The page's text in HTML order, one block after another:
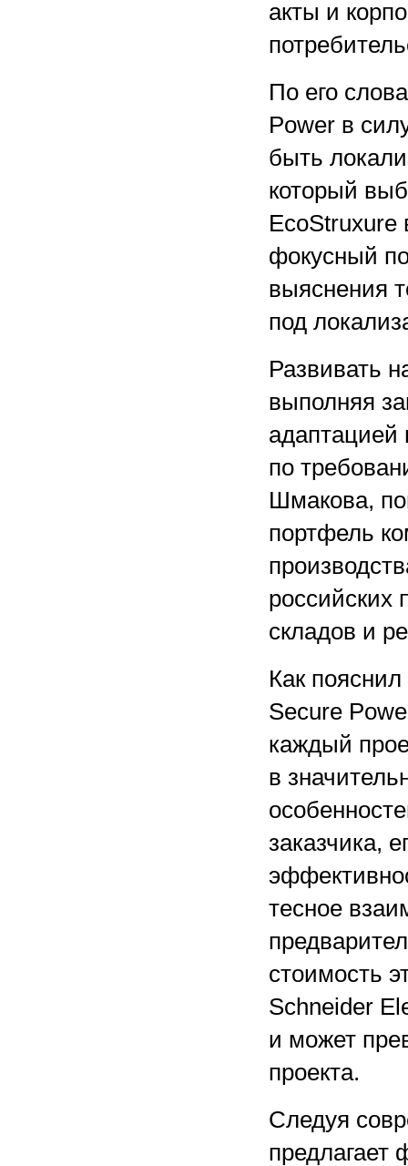
акты и
По его
Power в
быть
который
EcoStruxure
фокусный
выяснения
под
Развивать
выполняя
адаптацией
по
Шмакова,
портфель
российских
складов и
Как
Secure
каждый
в
заказчика,
тесное
стоимость
Schneider
и может
проекта.
Следуя
предлагает